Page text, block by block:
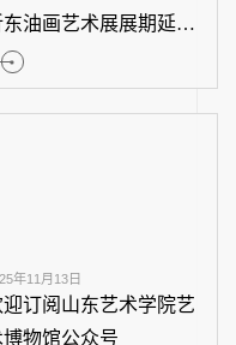
术作品捐赠展，
2025年11月18日